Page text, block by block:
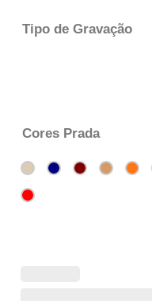
Tipo de Gravação
Cores Prada